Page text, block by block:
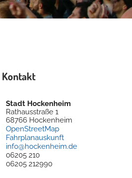
Kontakt
Stadt Hockenheim
Rathausstraße 1
68766 Hockenheim
OpenStreetMap
Fahrplanauskunft
info@hockenheim.de
06205 210
06205 212990